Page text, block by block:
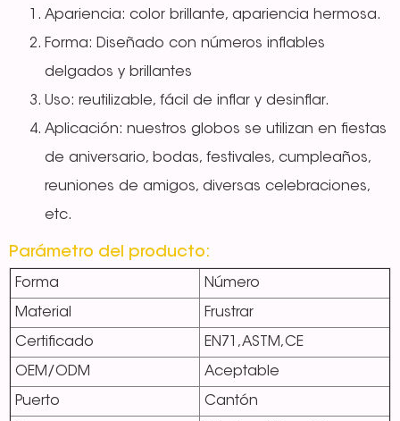
Apariencia: color brillante, apariencia hermosa.
Forma: Diseñado con números inflables
delgados y brillantes
Uso: reutilizable, fácil de inflar y desinflar.
Aplicación: nuestros globos se utilizan en fiestas
de aniversario, bodas, festivales, cumpleaños,
reuniones de amigos, diversas celebraciones,
etc.
Parámetro del producto:
Forma Número
Material Frustrar
Certificado EN71,ASTM,CE
OEM/ODM Aceptable
Puerto Cantón